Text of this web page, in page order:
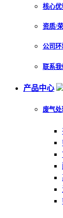
核心优
资质/
公司环
联系我
产品中心
废气